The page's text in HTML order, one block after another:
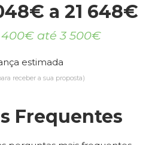
a 21 648€
400€ até 3 500€
estimada
receber a sua proposta)
Frequentes